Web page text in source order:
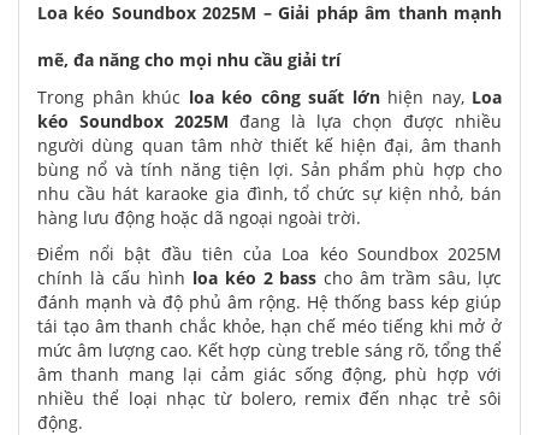
Loa kéo Soundbox 2025M – Giải pháp âm thanh mạnh
mẽ, đa năng cho mọi nhu cầu giải trí
Trong phân khúc loa kéo công suất lớnhiện nay, Loa
kéo Soundbox 2025M đang là lựa chọn được nhiều
người dùng quan tâm nhờ thiết kế hiện đại, âm thanh
bùng nổ và tính năng tiện lợi. Sản phẩm phù hợp cho
nhu cầu hát karaoke gia đình, tổ chức sự kiện nhỏ, bán
hàng lưu động hoặc dã ngoại ngoài trời.
Điểm nổi bật đầu tiên của Loa kéo Soundbox 2025M
chính là cấu hình loa kéo 2 bass cho âm trầm sâu, lực
đánh mạnh và độ phủ âm rộng. Hệ thống bass kép giúp
tái tạo âm thanh chắc khỏe, hạn chế méo tiếng khi mở ở
mức âm lượng cao. Kết hợp cùng treble sáng rõ, tổng thể
âm thanh mang lại cảm giác sống động, phù hợp với
nhiều thể loại nhạc từ bolero, remix đến nhạc trẻ sôi
động.